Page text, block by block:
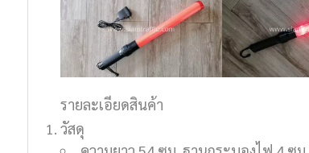
รายละเอียดสินค้า
วัสดุ